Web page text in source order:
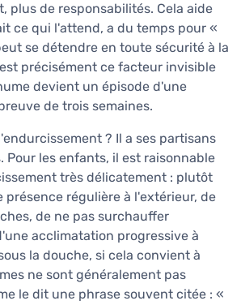
plus de responsabilités. Cela aide
ce qui l'attend, a du temps pour «
se détendre en toute sécurité à la
précisément ce facteur invisible
devient un épisode d'une
de trois semaines.
? Il a ses partisans
Pour les enfants, il est raisonnable
très délicatement : plutôt
présence régulière à l'extérieur, de
de ne pas surchauffer
acclimatation progressive à
la douche, si cela convient à
ne sont généralement pas
le dit une phrase souvent citée : «